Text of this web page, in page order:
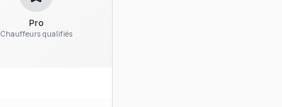
Pro
Chauffeurs qualifiés